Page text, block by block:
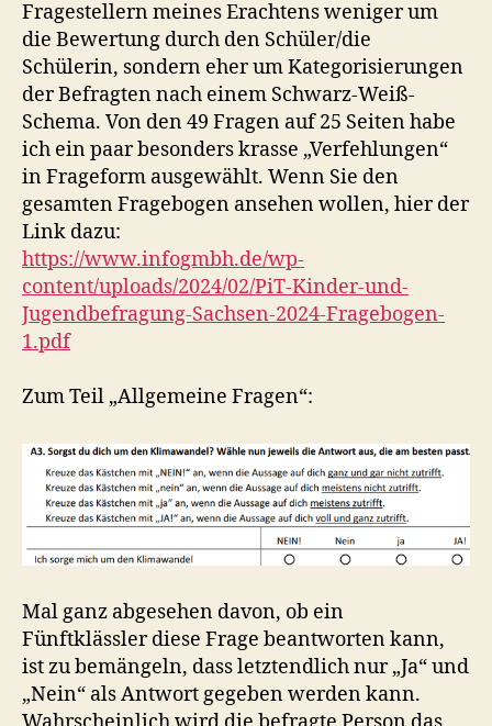
Fragestellern meines Erachtens weniger um
die Bewertung durch den Schüler/die
Schülerin, sondern eher um Kategorisierungen
der Befragten nach einem Schwarz-Weiß-
Schema. Von den 49 Fragen auf 25 Seiten habe
ich ein paar besonders krasse „Verfehlungen“
in Frageform ausgewählt. Wenn Sie den
gesamten Fragebogen ansehen wollen, hier der
Link dazu:
https://www.infogmbh.de/wp-
content/uploads/2024/02/PiT-Kinder-und-
Jugendbefragung-Sachsen-2024-Fragebogen-
1.pdf
Zum Teil „Allgemeine Fragen“:
Mal ganz abgesehen davon, ob ein
Fünftklässler diese Frage beantworten kann,
ist zu bemängeln, dass letztendlich nur „Ja“ und
„Nein“ als Antwort gegeben werden kann.